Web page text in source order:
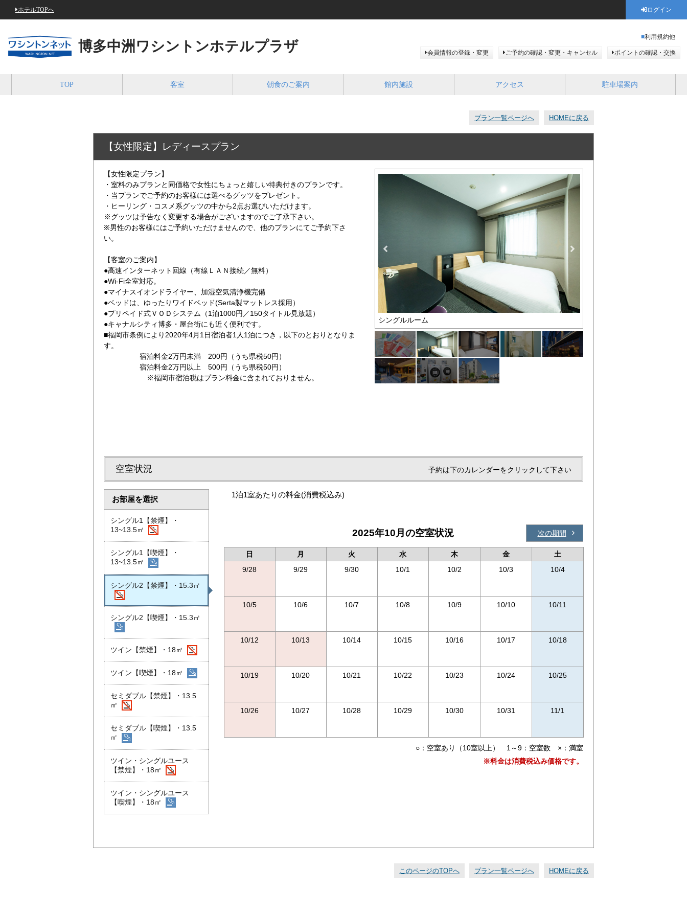
ホテルTOPへ ログイン
博多中洲ワシントンホテルプラザ
利用規約他
会員情報の登録・変更 ご予約の確認・変更・キャンセル ポイントの確認・交換
TOP 客室 朝食のご案内 館内施設 アクセス 駐車場案内
プラン一覧ページへ HOMEに戻る
【女性限定】レディースプラン
【女性限定プラン】
・室料のみプランと同価格で女性にちょっと嬉しい特典付きのプランです。
・当プランでご予約のお客様には選べるグッツをプレゼント。
・ヒーリング・コスメ系グッツの中から2点お選びいただけます。
※グッツは予告なく変更する場合がございますのでご了承下さい。
※男性のお客様にはご予約いただけませんので、他のプランにてご予約下さ
い。
【客室のご案内】
●高速インターネット回線（有線ＬＡＮ接続／無料）
●Wi-Fi全室対応。
●マイナスイオンドライヤー、加湿空気清浄機完備
●ベッドは、ゆったりワイドベッド(Serta製マットレス採用）
●プリペイド式ＶＯＤシステム（1泊1000円／150タイトル見放題）
●キャナルシティ博多・屋台街にも近く便利です。
■福岡市条例により2020年4月1日宿泊者1人1泊につき，以下のとおりとなりま
す。
宿泊料金2万円未満 200円（うち県税50円）
宿泊料金2万円以上 500円（うち県税50円）
※福岡市宿泊税はプラン料金に含まれておりません。
レディースプラン シングルルーム
空室状況 予約は下のカレンダーをクリックして下さい
お部屋を選択
シングル1【禁煙】・
13~13.5㎡
シングル1【喫煙】・
13~13.5㎡
シングル2【禁煙】・15.3㎡
シングル2【喫煙】・15.3㎡
ツイン【禁煙】・18㎡
ツイン【喫煙】・18㎡
セミダブル【禁煙】・13.5
㎡
セミダブル【喫煙】・13.5
㎡
ツイン・シングルユース
【禁煙】・18㎡
ツイン・シングルユース
【喫煙】・18㎡
1泊1室あたりの料金(消費税込み)
2025年10月の空室状況 次の期間
日 月 火 水 木 金
土
9/28
9/29 9/30 10/1 10/2 10/3 10/4
10/5 10/6 10/7 10/8 10/9 10/10 10/11
10/12 10/13 10/14 10/15 10/16 10/17 10/18
10/19 10/20 10/21 10/22 10/23 10/24 10/25
10/26 10/27 10/28 10/29 10/30 10/31 11/1
○：空室あり（10室以上） 1～9：空室数 ×：満室
※料金は消費税込み価格です。
このページのTOPへ プラン一覧ページへ HOMEに戻る